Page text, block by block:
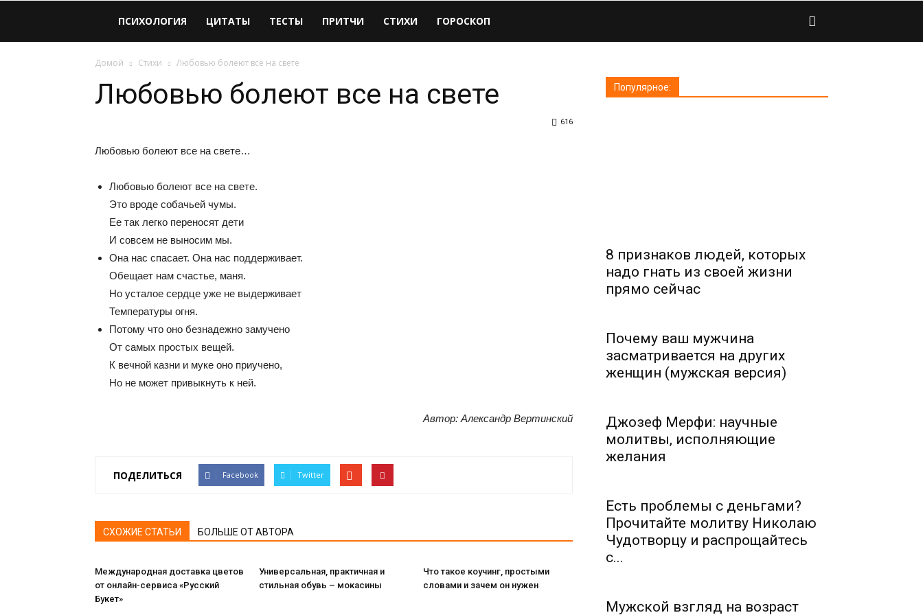
Виолайф
ПСИХОЛОГИЯ ЦИТАТЫ ТЕСТЫ ПРИТЧИ СТИХИ ГОРОСКОП
Домой Стихи Любовью болеют все на свете
Любовью болеют все на свете
616
Любовью болеют все на свете…
Любовью болеют все на свете.
Это вроде собачьей чумы.
Ее так легко переносят дети
И совсем не выносим мы.
Она нас спасает. Она нас поддерживает.
Обещает нам счастье, маня.
Но усталое сердце уже не выдерживает
Температуры огня.
Потому что оно безнадежно замучено
От самых простых вещей.
К вечной казни и муке оно приучено,
Но не может привыкнуть к ней.
Автор: Александр Вертинский
ПОДЕЛИТЬСЯ Facebook Twitter
СХОЖИЕ СТАТЬИ БОЛЬШЕ ОТ АВТОРА
Международная доставка цветов
от онлайн-сервиса «Русский
Букет»
Универсальная, практичная и
стильная обувь – мокасины
Что такое коучинг, простыми
словами и зачем он нужен
Популярное:
8 признаков людей, которых
надо гнать из своей жизни
прямо сейчас
Почему ваш мужчина
засматривается на других
женщин (мужская версия)
Джозеф Мерфи: научные
молитвы, исполняющие
желания
Есть проблемы с деньгами?
Прочитайте молитву Николаю
Чудотворцу и распрощайтесь
с...
Мужской взгляд на возраст